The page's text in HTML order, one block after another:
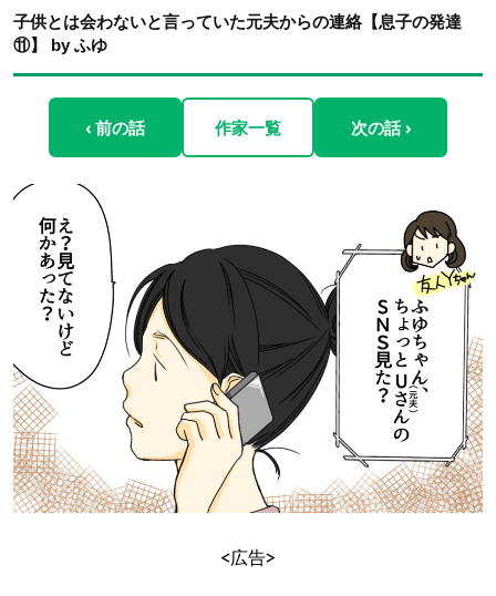
子供とは会わないと言っていた元夫からの連絡【息子の発達
⑪】 by ふゆ
‹ 前の話 作家一覧 次の話 ›
<広告>